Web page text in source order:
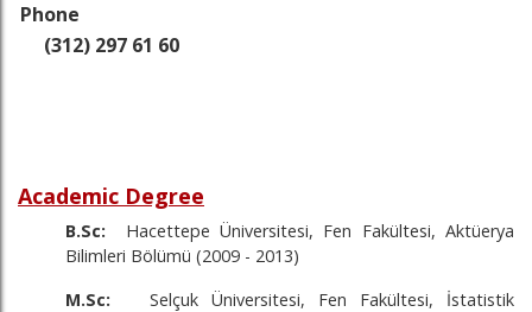
Phone
(312) 297 61 60
Academic Degree
B.Sc: Hacettepe Üniversitesi, Fen Fakültesi, Aktüerya
Bilimleri Bölümü (2009 - 2013)
M.Sc:
Selçuk Üniversitesi, Fen Fakültesi, İstatistik